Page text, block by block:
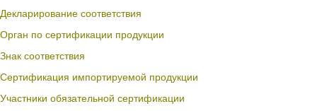
Декларирование соответствия
Орган по сертификации продукции
Знак соответствия
Сертификация импортируемой продукции
Участники обязательной сертификации